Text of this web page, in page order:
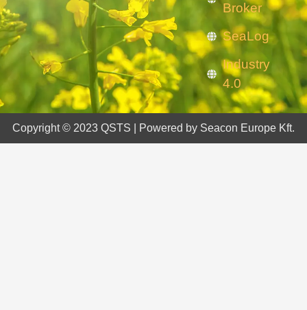
Broker
SeaLog
Industry
4.0
Copyright © 2023 QSTS | Powered by Seacon Europe Kft.